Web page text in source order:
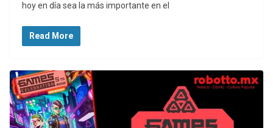
hoy en día sea la más importante en el
Read More